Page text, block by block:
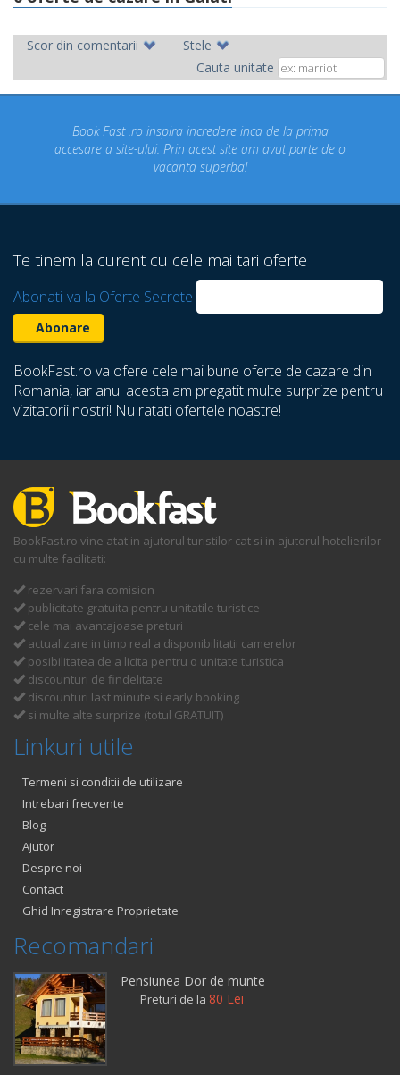
Scor din comentarii
Stele
Cauta unitate
.ro inspira incredere inca de la prima
ului. Prin acest site am avut parte de o
Concediul
un concediu
Te tinem la curent cu cele mai tari oferte
Abonati-va la Oferte Secrete
BookFast.ro va ofere cele mai bune oferte de cazare din
Romania, iar anul acesta am pregatit multe surprize pentru
vizitatorii nostri! Nu ratati ofertele noastre!
BookFast.ro vine atat in ajutorul turistilor cat si in ajutorul hotelierilor
cu multe facilitati:
rezervari fara comision
publicitate gratuita pentru unitatile turistice
cele mai avantajoase preturi
actualizare in timp real a disponibilitatii camerelor
posibilitatea de a licita pentru o unitate turistica
discounturi de findelitate
discounturi last minute si early booking
si multe alte surprize (totul GRATUIT)
Linkuri utile
Termeni si conditii de utilizare
Intrebari frecvente
Blog
Ajutor
Despre noi
Contact
Ghid Inregistrare Proprietate
Recomandari
Pensiunea Dor de munte
Preturi de la 80 Lei